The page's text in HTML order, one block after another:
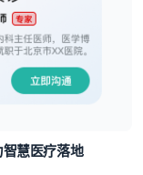
慧医疗落地